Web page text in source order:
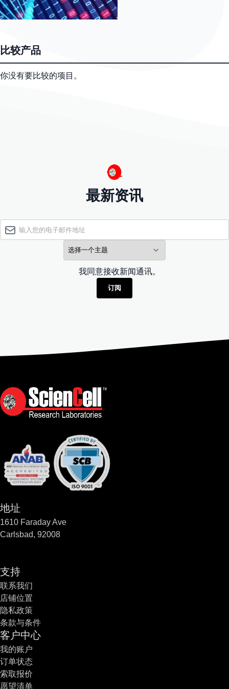
比较产品
你没有要比较的项目。
最新资讯
我同意接收新闻通讯。
订阅
地址
1610 Faraday Ave
Carlsbad, 92008
支持
联系我们
店铺位置
隐私政策
条款与条件
客户中心
我的账户
订单状态
索取报价
愿望清单